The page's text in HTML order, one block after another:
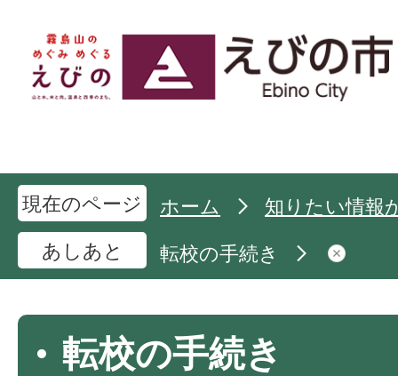
現在のページ ホーム
知りたい情報
あしあと
転校の手続き
転校の手続き